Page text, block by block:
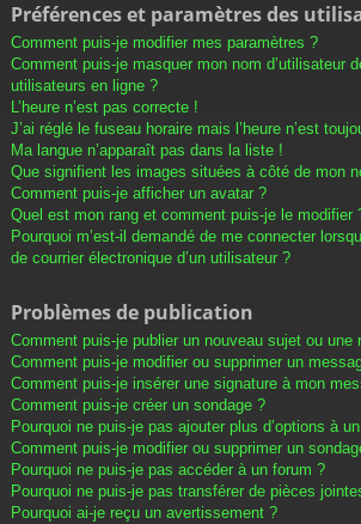
Préférences et paramètres des
Comment puis-je modifier mes paramètres ?
Comment puis-je masquer mon nom d’utilisateur
utilisateurs en ligne ?
L’heure n’est pas correcte !
J’ai réglé le fuseau horaire mais l’heure n’est
Ma langue n’apparaît pas dans la liste !
Que signifient les images situées à côté de mon
Comment puis-je afficher un avatar ?
Quel est mon rang et comment puis-je le modifier
Pourquoi m’est-il demandé de me connecter
de courrier électronique d’un utilisateur ?
Problèmes de publication
Comment puis-je publier un nouveau sujet ou une
Comment puis-je modifier ou supprimer un
Comment puis-je insérer une signature à mon
Comment puis-je créer un sondage ?
Pourquoi ne puis-je pas ajouter plus d’options à
Comment puis-je modifier ou supprimer un
Pourquoi ne puis-je pas accéder à un forum ?
Pourquoi ne puis-je pas transférer de pièces
Pourquoi ai-je reçu un avertissement ?